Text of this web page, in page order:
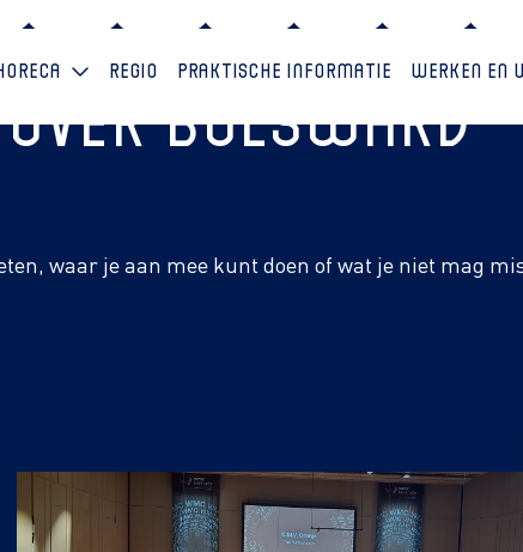
Regio Praktische informatie Werken en
Bolsward
waar je aan mee kunt doen of wat je niet mag